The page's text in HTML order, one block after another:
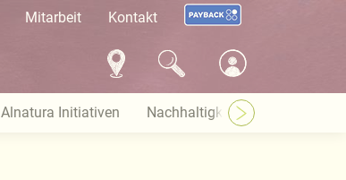
Mitarbeit Kontakt
Alnatura Initiativen Nachhaltigkeit bei Alnatura